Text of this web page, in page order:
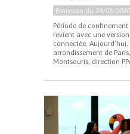
Emission du 29/03/2020
Période de
revient avec une
connectée.
arrondissement de
Montsouris, direction